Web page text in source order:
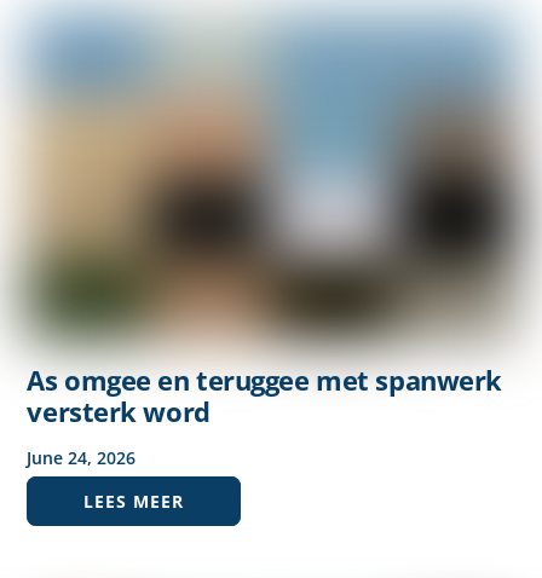
As omgee en teruggee met spanwerk
versterk word
June 24,2026
LEES MEER